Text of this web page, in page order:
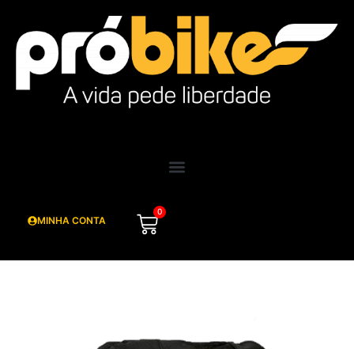
MINHA CONTA
0